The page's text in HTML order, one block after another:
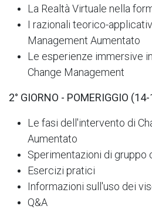
La Realtà Virtuale nella
I razionali teorico-
Management Aumentato
Le esperienze immersive
Change Management
2° GIORNO - POMERIGGIO
Le fasi dell'intervento di
Aumentato
Sperimentazioni di gruppo
Esercizi pratici
Informazioni sull'uso dei
Q&A